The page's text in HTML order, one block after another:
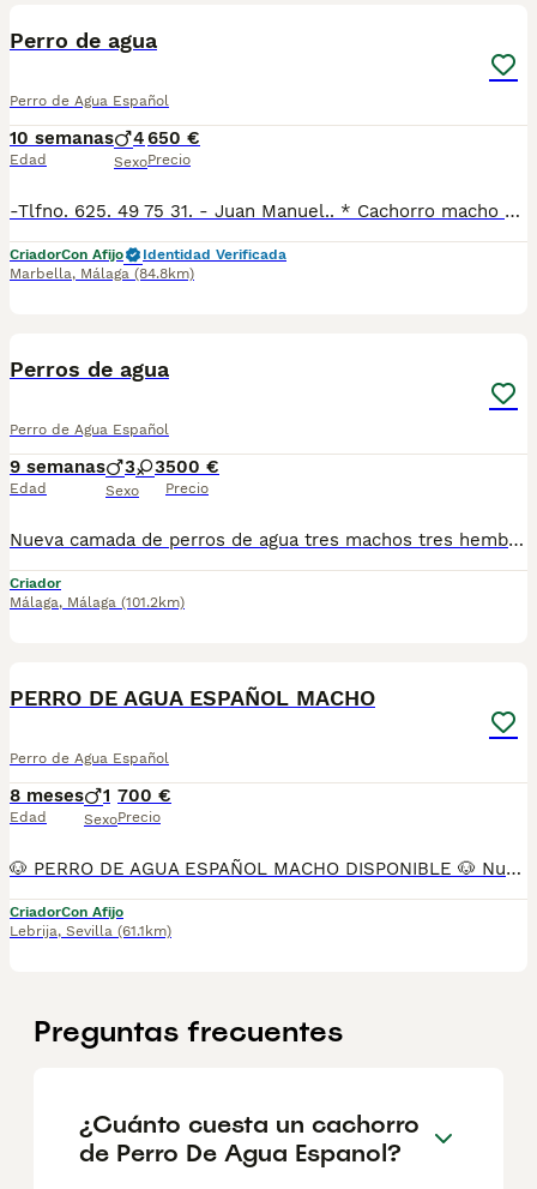
Perro de agua
Perro de Agua Español
10 semanas
Edad
4
Sexo
650 €
Precio
-Tlfno. 625. 49 75 31. - Juan Manuel.. * Cachorro macho disponible, hay negro y también chocolate. * Se entregan vacunados y desparasitados con cartilla veterinaria. * Hacemos revisión veterinaria con test de Parvo y coronavirus para garantizar que están sanos.
CriadorCon Afijo
Identidad Verificada
Marbella, Málaga (84.8km)
Perros de agua
Perro de Agua Español
9 semanas
Edad
3 3
Sexo
500 €
Precio
Nueva camada de perros de agua tres machos tres hembras. Dos de las hembras razonas de nacimiento. Se entregan vacunados desparacitado y con cartilla, se recojen en granada. Para mas información por wasap Macho 500 Hembra 550 Hembras razonas 600
Criador
Málaga, Málaga (101.2km)
PERRO DE AGUA ESPAÑOL MACHO
Perro de Agua Español
8 meses
Edad
1
Sexo
700 €
Precio
🐶 PERRO DE AGUA ESPAÑOL MACHO DISPONIBLE 🐶 Nuestro Perro de Agua Español macho es una raza muy inteligente, activa y leal, conocida por su gran capacidad de aprendizaje y su fuerte vínculo con la familia. Es un cachorro equilibrado, cariñoso y con mucha energía, ideal para personas activas o familias que disfruten del aire libre. Somos Mascotas del Sur, estamos ubicados en Sevilla. 📞 611 723 226 📸 Instagram: @mimascotasdelsur057 Para ver más fotos y vídeos reales de nuestros cachorros. Realizamos envíos a toda España y Gibraltar. El precio del envío no está incluido en el precio del cachorro. Posibilidad de envío o recogida directa en nuestras instalaciones. Disponemos de videollamada para conocer al cachorro antes de la reserva. Ofrecemos posibilidad de reserva y pago contrareembolso. El precio indicado en el anuncio es real. Nuestros cachorros se entregan criados en ambiente familiar, con cariño y socialización desde pequeños, revisados por un veterinario y con: • Chip • Pasaporte y cartilla sanitaria • Vacunados y desparasitados • Contrato con garantías víricas y congénitas 👉 Solo atendemos a personas realmente interesadas en ofrecer un buen hogar. #perrodeaguaespañol #perrodeaguamacho #cachorrosperrodeagua #mascotasdelsur #perrosactivos #cachorrosdisponibles #criadoresponsable #enviosespaña #gibraltar #familiasresponsables #perrosenventa
CriadorCon Afijo
Lebrija, Sevilla (61.1km)
Preguntas frecuentes
¿Cuánto cuesta un cachorro
de Perro De Agua Espanol?